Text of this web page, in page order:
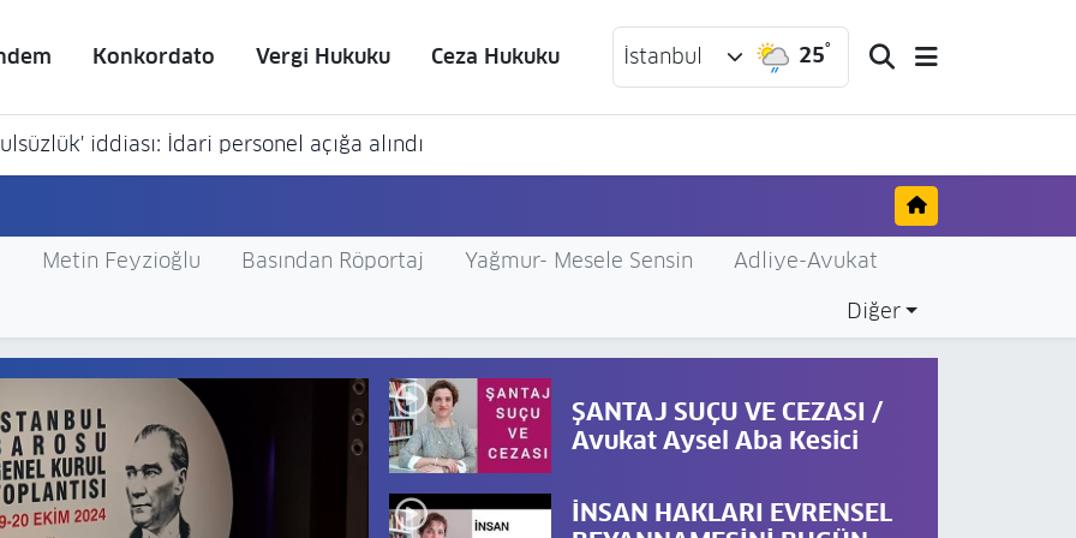
Konkordato Vergi Hukuku Ceza Hukuku İstanbul 25°
iddiası: İdari personel açığa alındı
Metin Feyzioğlu Basından Röportaj Yağmur- Mesele Sensin
Adliye-Avukat
Diğer
ŞANTAJ SUÇU VE CEZASI /
Avukat Aysel Aba Kesici
İNSAN HAKLARI EVRENSEL